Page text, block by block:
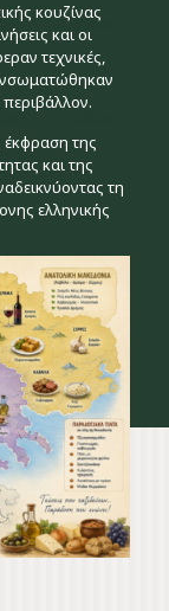
κουζίνας
και οι
τεχνικές,
έκφραση της
και της
τη
ελληνικής